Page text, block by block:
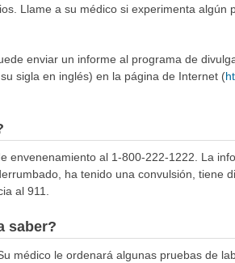
Llame a su médico si experimenta algún
enviar un informe al programa de
sigla en inglés) en la página de Internet (
envenenamiento al 1-800-222-1222. La
ha tenido una convulsión, tiene
al 911.
saber?
médico le ordenará algunas pruebas de